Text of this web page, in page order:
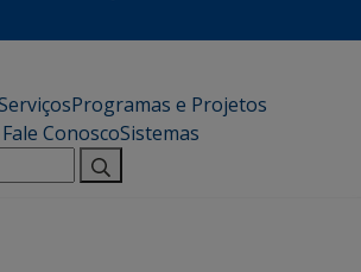
Programas e Projetos
Fale ConoscoSistemas